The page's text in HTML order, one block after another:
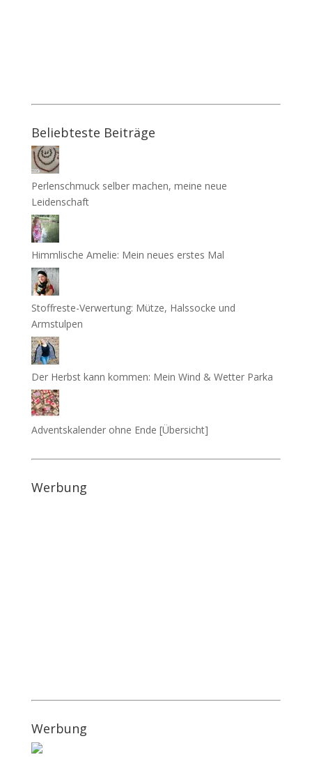
Beliebteste Beiträge
Perlenschmuck selber machen, meine neue
Leidenschaft
Himmlische Amelie: Mein neues erstes Mal
Stoffreste-Verwertung: Mütze, Halssocke und
Armstulpen
Der Herbst kann kommen: Mein Wind & Wetter Parka
Adventskalender ohne Ende [Übersicht]
Werbung
Werbung